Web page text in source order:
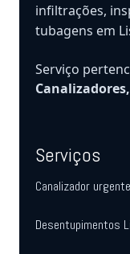
infiltrações,
tubagens em
Serviço
Serviços
Canalizador
Desentupimentos